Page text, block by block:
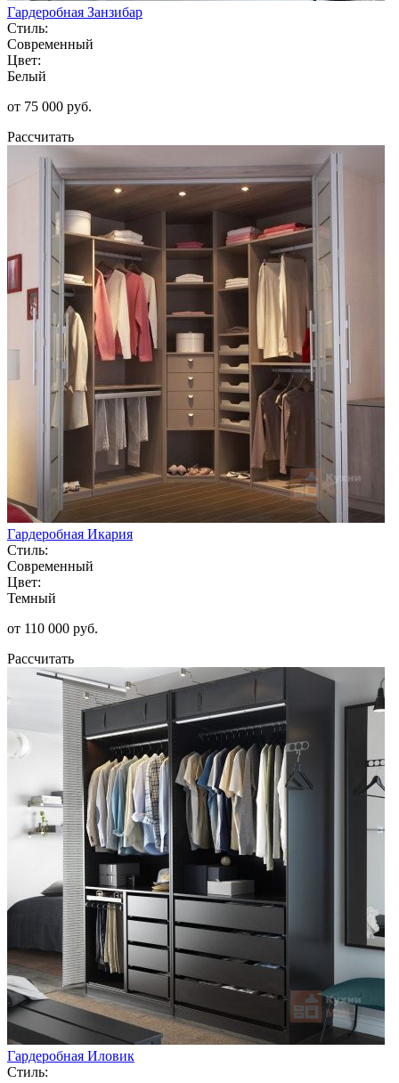
Гардеробная Занзибар
Стиль:
Современный
Цвет:
Белый
от 75 000 руб.
Рассчитать
Гардеробная Икария
Стиль:
Современный
Цвет:
Темный
от 110 000 руб.
Рассчитать
Гардеробная Иловик
Стиль: